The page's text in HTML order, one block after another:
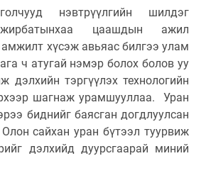
нэвтрүүлгийн шилдэг
цаашдын ажил
хүсэж авьяас билгээ улам
ч атугай нэмэр болох болов уу
дэлхийн тэргүүлэх технологийн
шагнаж урамшууллаа. Уран
биднийг баясган догдлуулсан
сайхан уран бүтээл туурвиж
дэлхийд дуурсгаарай миний